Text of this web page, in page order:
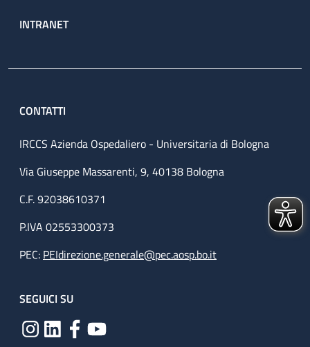
INTRANET
CONTATTI
IRCCS Azienda Ospedaliero - Universitaria di Bologna
Via Giuseppe Massarenti, 9, 40138 Bologna
C.F. 92038610371
P.IVA 02553300373
PEC: PEIdirezione.generale@pec.aosp.bo.it
SEGUICI SU